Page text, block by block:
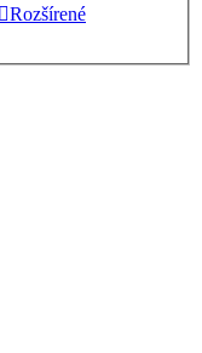
Rozšírené